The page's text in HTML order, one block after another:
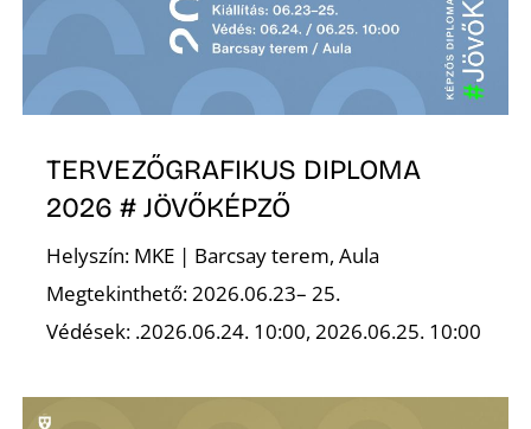
TERVEZŐGRAFIKUS DIPLOMA
2026 # JÖVŐKÉPZŐ
Helyszín: MKE | Barcsay terem, Aula
Megtekinthető: 2026.06.23– 25.
Védések: .2026.06.24. 10:00, 2026.06.25. 10:00